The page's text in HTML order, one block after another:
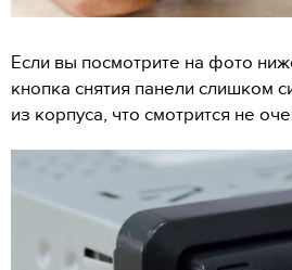
Если вы посмотрите на фото
кнопка снятия панели слишком
из корпуса, что смотрится не